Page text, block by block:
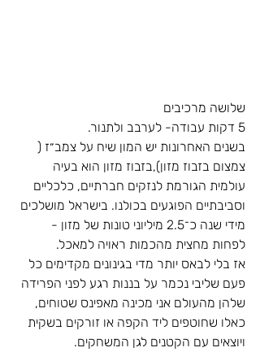
שלושה מרכיבים
5 דקות עבודה- לערבב ולתנור.
בשנים האחרונות יש המון שיח על צמב״ז (
צמצום בזבוז מזון),בזבוז מזון הוא בעיה
עולמית הגורמת לנזקים חברתיים, כלכליים
וסביבתיים הפוגעים בכולנו. בישראל מושלכים
מידי שנה כ־2.5 מיליוני טונות של מזון -
לפחות מחצית מהכמות ראויה למאכל.
אז בלי לבאס יותר מדי בגינונים מקדימים כל
פעם שליבי נכמר על בננות רגע לפני הפרידה
שלהן מהעולם אני מכינה מאפינס שטוחים,
כאלו שחוטפים ליד הקפה או זורקים בשקית
ויוצאים עם הקטנים לגן המשחקים.